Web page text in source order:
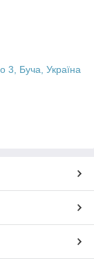
3, Буча, Україна